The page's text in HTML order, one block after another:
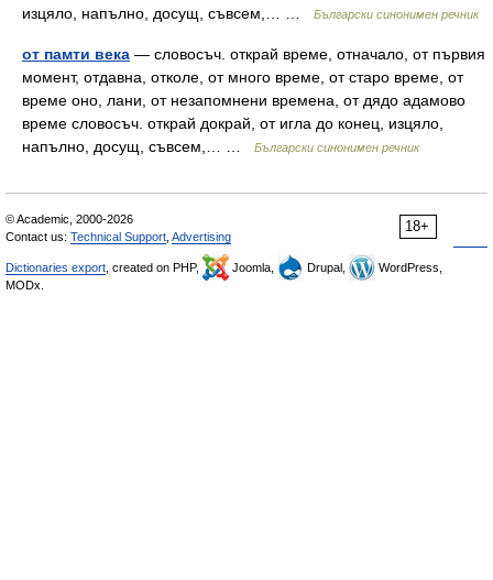
изцяло, напълно, досущ, съвсем,… …
Български синонимен речник
от памти века — словосъч. открай време, отначало, от първия
момент, отдавна, отколе, от много време, от старо време, от
време оно, лани, от незапомнени времена, от дядо адамово
време словосъч. открай докрай, от игла до конец, изцяло,
напълно, досущ, съвсем,… …
Български синонимен речник
18+
© Academic, 2000-2026
Contact us: Technical Support Advertising
Dictionaries export , created on PHP, Joomla, Drupal,
WordPress,
MODx.